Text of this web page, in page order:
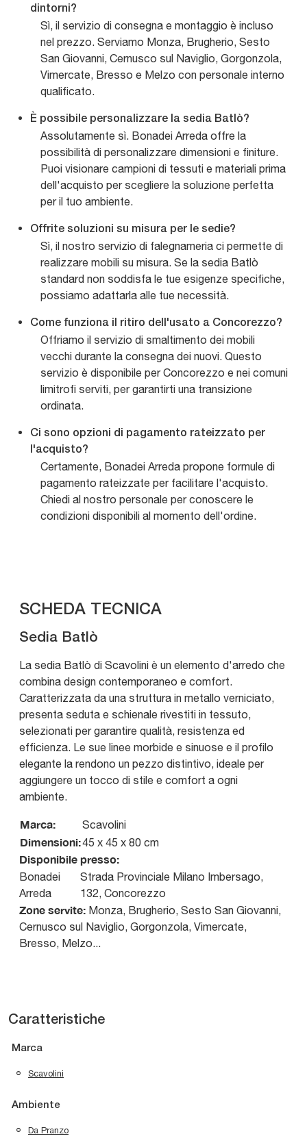
dintorni?
Sì, il servizio di consegna e montaggio è incluso
nel prezzo. Serviamo Monza, Brugherio, Sesto
San Giovanni, Cernusco sul Naviglio, Gorgonzola,
Vimercate, Bresso e Melzo con personale interno
qualificato.
È possibile personalizzare la sedia Batlò?
Assolutamente sì. Bonadei Arreda offre la
possibilità di personalizzare dimensioni e finiture.
Puoi visionare campioni di tessuti e materiali prima
dell'acquisto per scegliere la soluzione perfetta
per il tuo ambiente.
Offrite soluzioni su misura per le sedie?
Sì, il nostro servizio di falegnameria ci permette di
realizzare mobili su misura. Se la sedia Batlò
standard non soddisfa le tue esigenze specifiche,
possiamo adattarla alle tue necessità.
Come funziona il ritiro dell'usato a Concorezzo?
Offriamo il servizio di smaltimento dei mobili
vecchi durante la consegna dei nuovi. Questo
servizio è disponibile per Concorezzo e nei comuni
limitrofi serviti, per garantirti una transizione
ordinata.
Ci sono opzioni di pagamento rateizzato per
l'acquisto?
Certamente, Bonadei Arreda propone formule di
pagamento rateizzate per facilitare l'acquisto.
Chiedi al nostro personale per conoscere le
condizioni disponibili al momento dell'ordine.
SCHEDA TECNICA
Sedia Batlò
La sedia Batlò di Scavolini è un elemento d'arredo che
combina design contemporaneo e comfort.
Caratterizzata da una struttura in metallo verniciato,
presenta seduta e schienale rivestiti in tessuto,
selezionati per garantire qualità, resistenza ed
efficienza. Le sue linee morbide e sinuose e il profilo
elegante la rendono un pezzo distintivo, ideale per
aggiungere un tocco di stile e comfort a ogni
ambiente.
Marca: Scavolini
Dimensioni:45 x 45 x 80 cm
Disponibile presso:
Bonadei
Arreda
Strada Provinciale Milano Imbersago,
132, Concorezzo
Zone servite: Monza, Brugherio, Sesto San Giovanni,
Cernusco sul Naviglio, Gorgonzola, Vimercate,
Bresso, Melzo...
Caratteristiche
Marca
Scavolini
Ambiente
Da Pranzo